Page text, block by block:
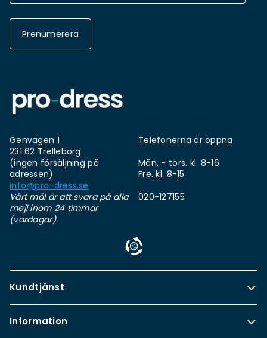
Prenumerera
Genvägen 1
231 62 Trelleborg
(ingen försäljning på
adressen)
info@pro-dress.se
Vårt mål är att svara på alla
mejl inom 24 timmar
(vardagar).
Telefonerna är öppna
Mån. - tors. kl. 8-16
Fre. kl. 8-15
020-127155
Kundtjänst
Information